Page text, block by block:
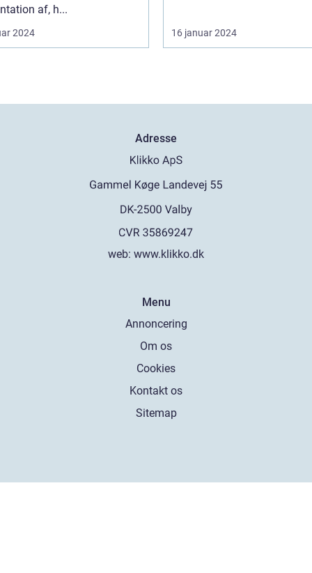
af, h...
2024 16 januar 2024
Adresse
web: www.klikko.dk
Menu
Annoncering
Om os
Cookies
Kontakt os
Sitemap